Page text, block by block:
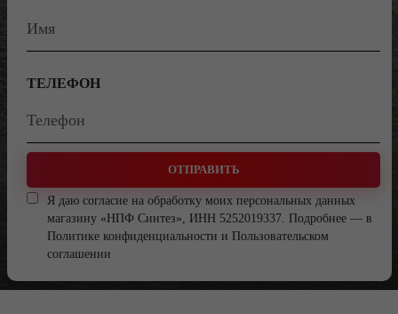
ТЕЛЕФОН
ОТПРАВИТЬ
Я даю согласие на обработку моих персональных данных
магазину «НПФ Синтез», ИНН 5252019337. Подробнее — в
Политике конфиденциальности и Пользовательском
соглашении